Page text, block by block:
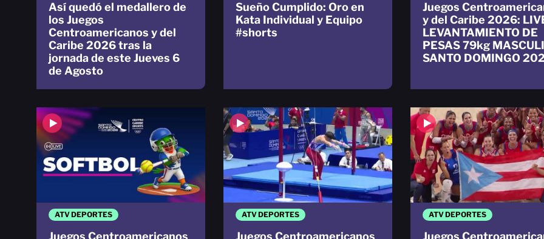
Así quedó el medallero de
los Juegos
Centroamericanos y del
Caribe 2026 tras la
jornada de este Jueves 6
de Agosto
Sueño Cumplido: Oro en
Kata Individual y Equipo
#shorts
Juegos
y del Caribe 2026:
LEVANTAMIENTO DE
PESAS 79kg
SANTO DOMINGO
ATV DEPORTES
Juegos Centroamericanos
ATV DEPORTES
Juegos Centroamericanos
ATV DEPORTES
Juegos